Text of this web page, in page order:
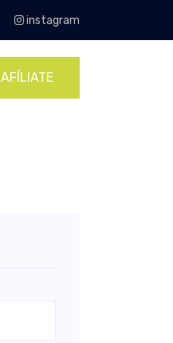
instagram
AFÍLIATE